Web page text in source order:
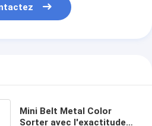
Mini Belt Metal Color
Sorter avec l'exactitude